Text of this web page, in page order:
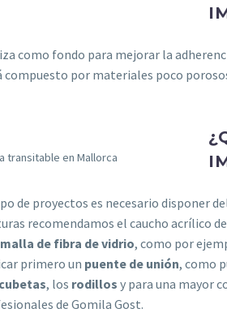
como fondo para mejorar la
compuesto por materiales poco
transitable en Mallorca
de proyectos es necesario disponer
recomendamos el caucho acrílico
malla de fibra de vidrio, como por
primero un puente de unión, como
cubetas, los rodillos y para una mayor
de Gomila Gost.